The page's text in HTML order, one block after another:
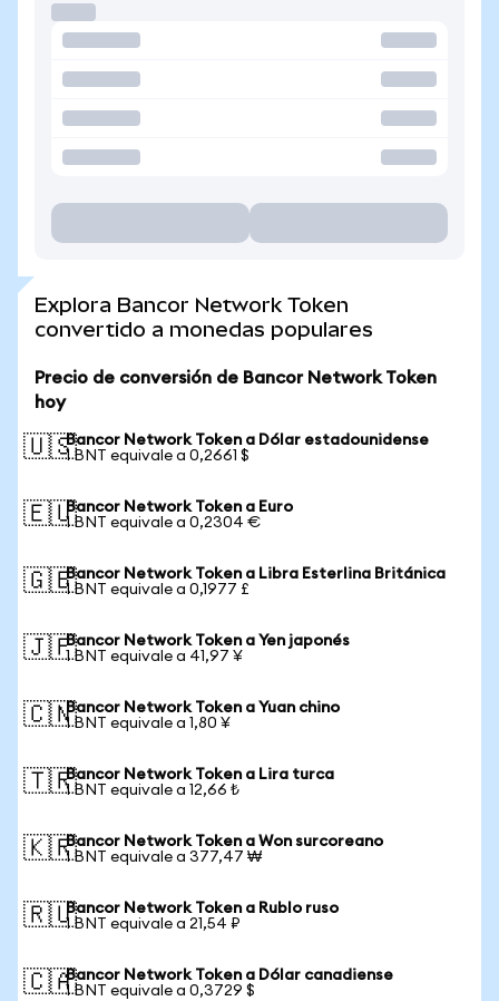
Explora Bancor Network Token
convertido a monedas populares
Precio de conversión de Bancor Network Token
hoy
🇺🇸Bancor Network Token a Dólar estadounidense
1 BNT equivale a 0,2661 $
🇪🇺Bancor Network Token a Euro
1 BNT equivale a 0,2304 €
🇬🇧Bancor Network Token a Libra Esterlina Británica
1 BNT equivale a 0,1977 £
🇯🇵Bancor Network Token a Yen japonés
1 BNT equivale a 41,97 ¥
🇨🇳Bancor Network Token a Yuan chino
1 BNT equivale a 1,80 ¥
🇹🇷Bancor Network Token a Lira turca
1 BNT equivale a 12,66 ₺
🇰🇷Bancor Network Token a Won surcoreano
1 BNT equivale a 377,47 ₩
🇷🇺Bancor Network Token a Rublo ruso
1 BNT equivale a 21,54 ₽
🇨🇦Bancor Network Token a Dólar canadiense
1 BNT equivale a 0,3729 $